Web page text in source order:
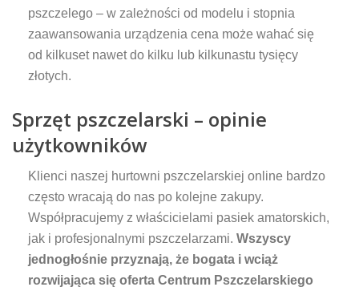
pszczelego – w zależności od modelu i stopnia
zaawansowania urządzenia cena może wahać się
od kilkuset nawet do kilku lub kilkunastu tysięcy
złotych.
Sprzęt pszczelarski – opinie
użytkowników
Klienci naszej hurtowni pszczelarskiej online bardzo
często wracają do nas po kolejne zakupy.
Współpracujemy z właścicielami pasiek amatorskich,
jak i profesjonalnymi pszczelarzami. Wszyscy
jednogłośnie przyznają, że bogata i wciąż
rozwijająca się oferta Centrum Pszczelarskiego